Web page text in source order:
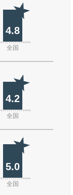
4.8
全国
4.2
全国
5.0
全国